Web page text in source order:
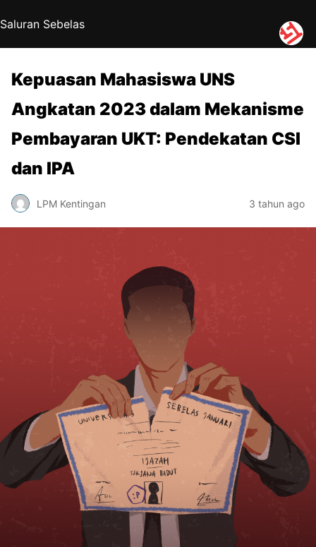
Saluran Sebelas
Kepuasan Mahasiswa UNS
Angkatan 2023 dalam Mekanisme
Pembayaran UKT: Pendekatan CSI
dan IPA
LPM Kentingan 3 tahun ago